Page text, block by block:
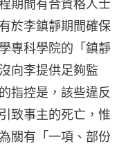
期間有合資格人士
於李鎮靜期間確保
專科學院的「鎮靜
向李提供足夠監
指控是，該些違反
致事主的死亡，惟
關有「一項、部份